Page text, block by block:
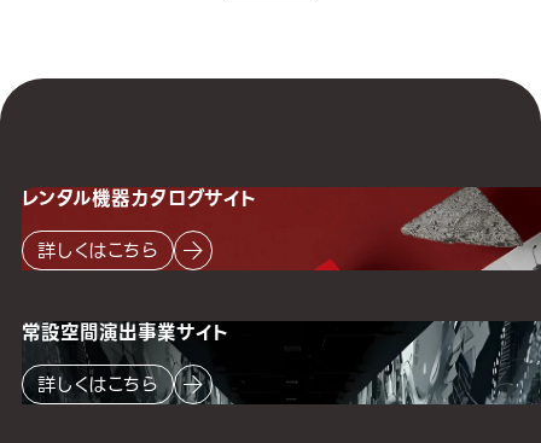
レンタル機器カタログサイト
詳しくはこちら
常設空間演出事業サイト
詳しくはこちら